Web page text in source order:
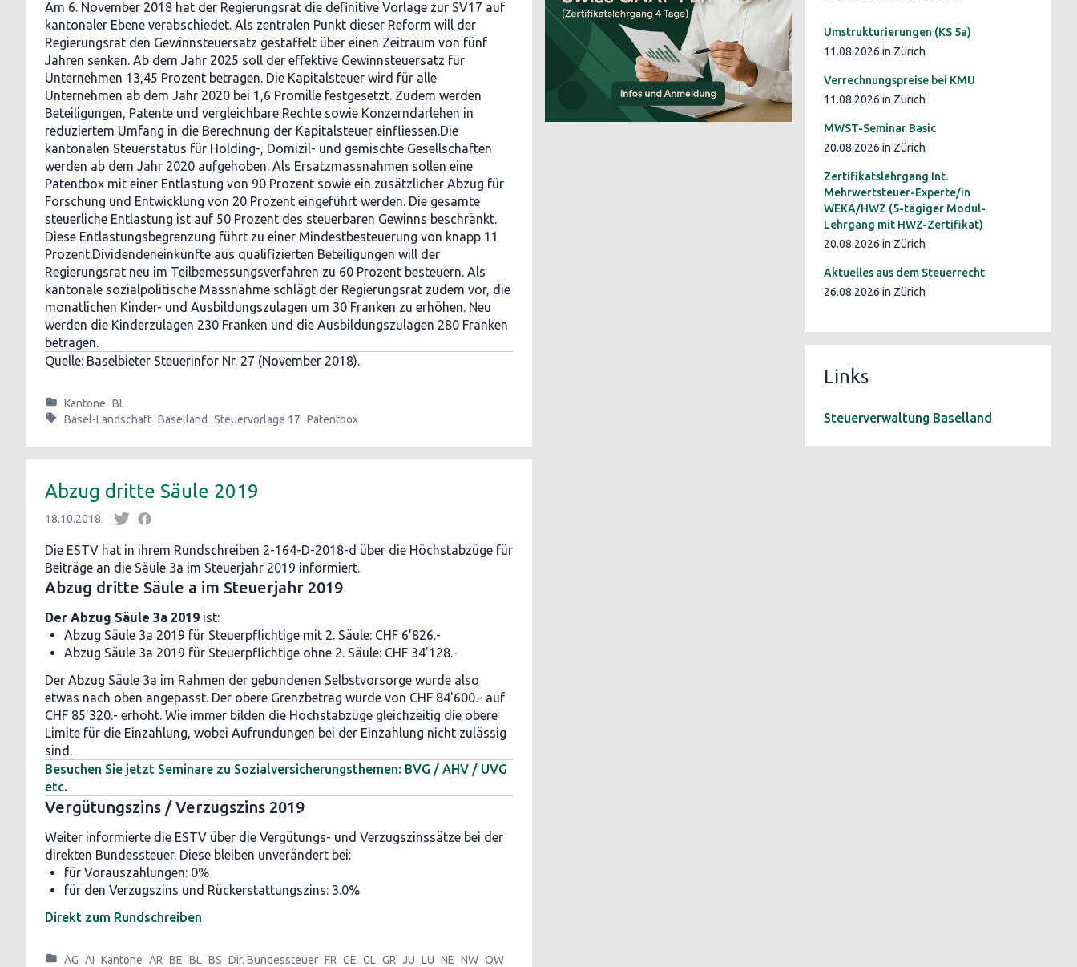
Am 6. November 2018 hat der Regierungsrat die definitive Vorlage zur SV17 auf
kantonaler Ebene verabschiedet. Als zentralen Punkt dieser Reform will der
Regierungsrat den Gewinnsteuersatz gestaffelt über einen Zeitraum von fünf
Jahren senken. Ab dem Jahr 2025 soll der effektive Gewinnsteuersatz für
Unternehmen 13,45 Prozent betragen. Die Kapitalsteuer wird für alle
Unternehmen ab dem Jahr 2020 bei 1,6 Promille festgesetzt. Zudem werden
Beteiligungen, Patente und vergleichbare Rechte sowie Konzerndarlehen in
reduziertem Umfang in die Berechnung der Kapitalsteuer einfliessen.Die
kantonalen Steuerstatus für Holding-, Domizil- und gemischte Gesellschaften
werden ab dem Jahr 2020 aufgehoben. Als Ersatzmassnahmen sollen eine
Patentbox mit einer Entlastung von 90 Prozent sowie ein zusätzlicher Abzug für
Forschung und Entwicklung von 20 Prozent eingeführt werden. Die gesamte
steuerliche Entlastung ist auf 50 Prozent des steuerbaren Gewinns beschränkt.
Diese Entlastungsbegrenzung führt zu einer Mindestbesteuerung von knapp 11
Prozent.Dividendeneinkünfte aus qualifizierten Beteiligungen will der
Regierungsrat neu im Teilbemessungsverfahren zu 60 Prozent besteuern. Als
kantonale sozialpolitische Massnahme schlägt der Regierungsrat zudem vor, die
monatlichen Kinder- und Ausbildungszulagen um 30 Franken zu erhöhen. Neu
werden die Kinderzulagen 230 Franken und die Ausbildungszulagen 280 Franken
betragen.
Quelle: Baselbieter Steuerinfor Nr. 27 (November 2018).
Kantone BL
Basel-Landschaft Baselland Steuervorlage 17 Patentbox
Abzug dritte Säule 2019
18.10.2018
Die ESTV hat in ihrem Rundschreiben 2-164-D-2018-d über die Höchstabzüge für
Beiträge an die Säule 3a im Steuerjahr 2019 informiert.
Abzug dritte Säule a im Steuerjahr 2019
Der Abzug Säule 3a 2019 ist:
Abzug Säule 3a 2019 für Steuerpflichtige mit 2. Säule: CHF 6'826.-
Abzug Säule 3a 2019 für Steuerpflichtige ohne 2. Säule: CHF 34'128.-
Der Abzug Säule 3a im Rahmen der gebundenen Selbstvorsorge wurde also
etwas nach oben angepasst. Der obere Grenzbetrag wurde von CHF 84'600.- auf
CHF 85'320.- erhöht. Wie immer bilden die Höchstabzüge gleichzeitig die obere
Limite für die Einzahlung, wobei Aufrundungen bei der Einzahlung nicht zulässig
sind.
Besuchen Sie jetzt Seminare zu Sozialversicherungsthemen: BVG / AHV / UVG
etc.
Vergütungszins / Verzugszins 2019
Weiter informierte die ESTV über die Vergütungs- und Verzugszinssätze bei der
direkten Bundessteuer. Diese bleiben unverändert bei:
für Vorauszahlungen: 0%
für den Verzugszins und Rückerstattungszins: 3.0%
Direkt zum Rundschreiben
AG AI Kantone AR BE BL BS Dir. Bundessteuer FR GE GL GR JU LU NE NW OW
Umstrukturierungen (KS 5a)
11.08.2026 in Zürich
Verrechnungspreise bei KMU
11.08.2026 in Zürich
MWST-Seminar Basic
20.08.2026 in Zürich
Zertifikatslehrgang Int.
Mehrwertsteuer-Experte/in
WEKA/HWZ (5-tägiger Modul-
Lehrgang mit HWZ-Zertifikat)
20.08.2026 in Zürich
Aktuelles aus dem Steuerrecht
26.08.2026 in Zürich
Links
Steuerverwaltung Baselland